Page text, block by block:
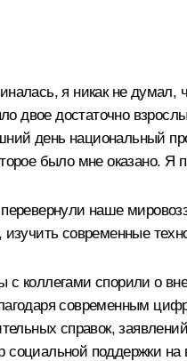
я никак не
достаточно
день национальный
было мне оказано. Я
наше
современные
коллегами спорили о
современным
справок,
поддержки